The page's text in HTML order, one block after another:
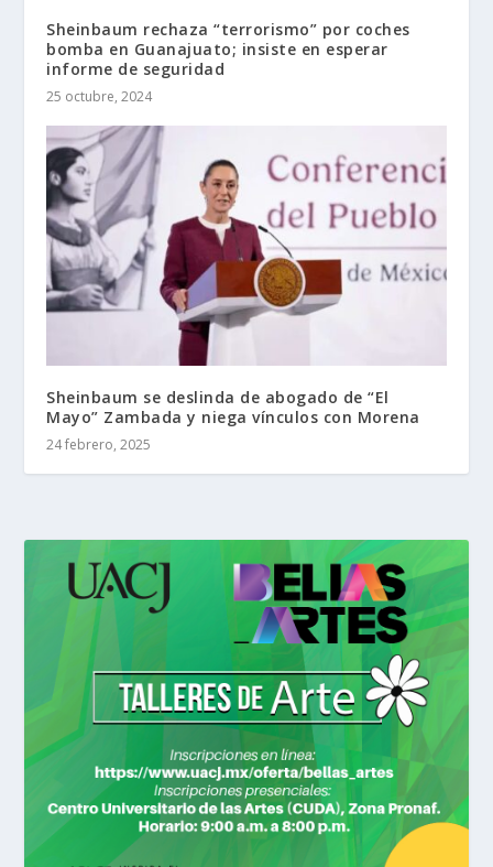
Sheinbaum rechaza “terrorismo” por coches
bomba en Guanajuato; insiste en esperar
informe de seguridad
25 octubre, 2024
Sheinbaum se deslinda de abogado de “El
Mayo” Zambada y niega vínculos con Morena
24 febrero, 2025